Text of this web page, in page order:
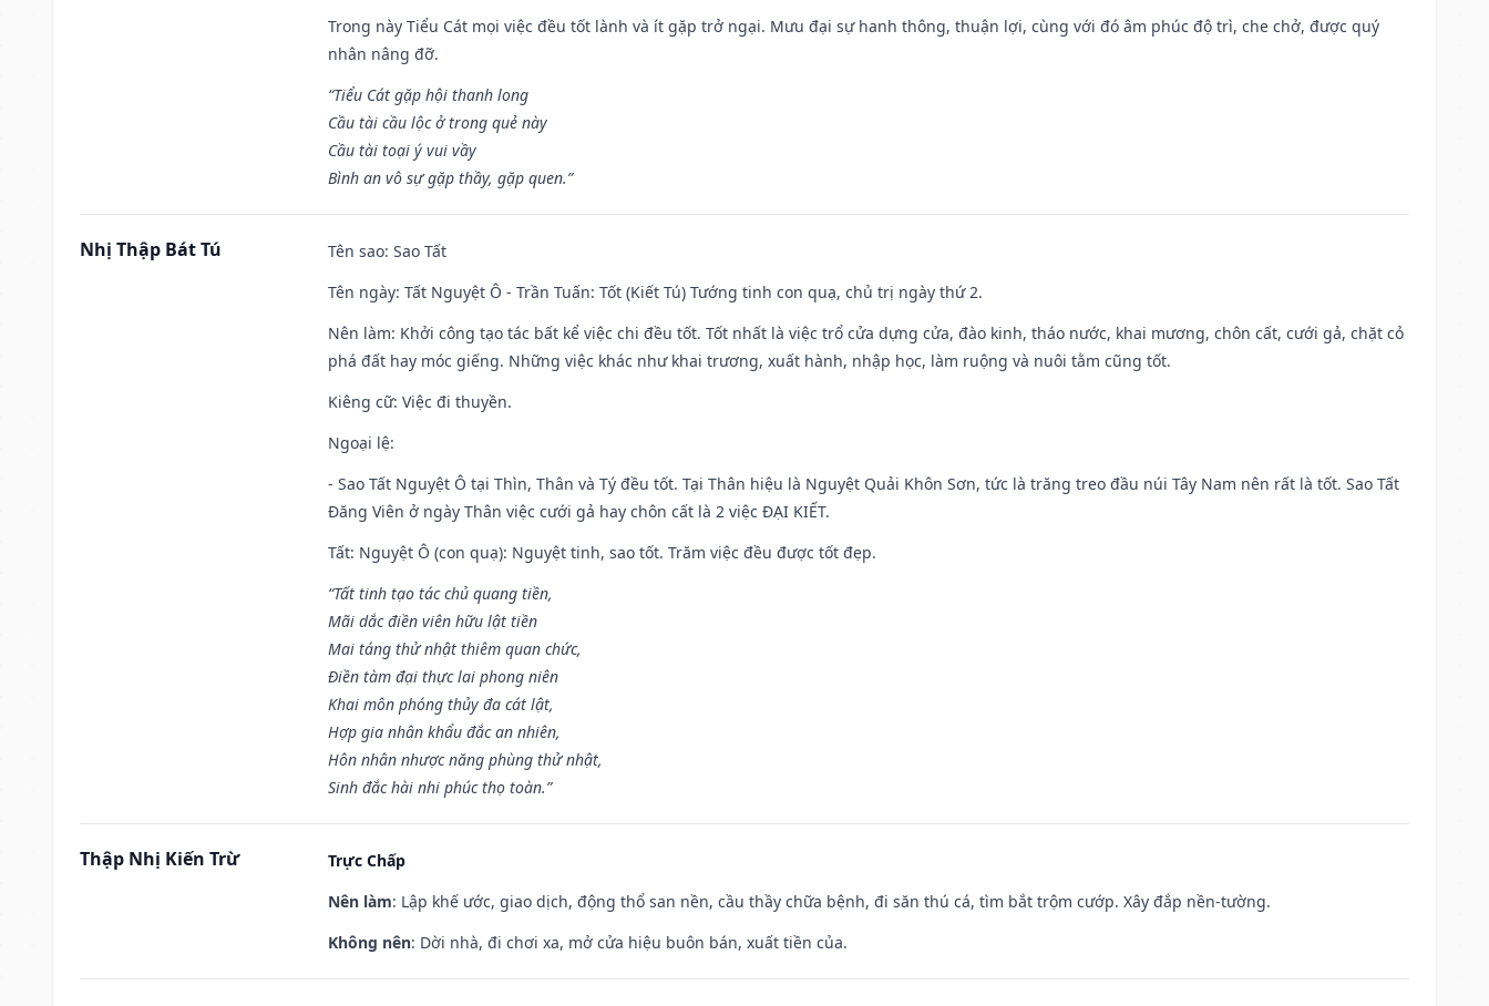
Trong này Tiểu Cát mọi việc đều tốt lành và ít gặp trở ngại. Mưu đại sự hanh thông, thuận lợi, cùng với đó âm phúc độ trì, che chở, được quý
nhân nâng đỡ.
“Tiểu Cát gặp hội thanh long
Cầu tài cầu lộc ở trong quẻ này
Cầu tài toại ý vui vầy
Bình an vô sự gặp thầy, gặp quen.”
Nhị Thập Bát Tú Tên sao: Sao Tất
Tên ngày: Tất Nguyệt Ô - Trần Tuấn: Tốt (Kiết Tú) Tướng tinh con quạ, chủ trị ngày thứ 2.
Nên làm: Khởi công tạo tác bất kể việc chi đều tốt. Tốt nhất là việc trổ cửa dựng cửa, đào kinh, tháo nước, khai mương, chôn cất, cưới gả, chặt cỏ
phá đất hay móc giếng. Những việc khác như khai trương, xuất hành, nhập học, làm ruộng và nuôi tằm cũng tốt.
Kiêng cữ: Việc đi thuyền.
Ngoại lệ:
- Sao Tất Nguyệt Ô tại Thìn, Thân và Tý đều tốt. Tại Thân hiệu là Nguyệt Quải Khôn Sơn, tức là trăng treo đầu núi Tây Nam nên rất là tốt. Sao Tất
Đăng Viên ở ngày Thân việc cưới gả hay chôn cất là 2 việc ĐẠI KIẾT.
Tất: Nguyệt Ô (con quạ): Nguyệt tinh, sao tốt. Trăm việc đều được tốt đẹp.
“Tất tinh tạo tác chủ quang tiền,
Mãi dắc điền viên hữu lật tiền
Mai táng thử nhật thiêm quan chức,
Điền tàm đại thực lai phong niên
Khai môn phóng thủy đa cát lật,
Hợp gia nhân khẩu đắc an nhiên,
Hôn nhân nhược năng phùng thử nhật,
Sinh đắc hài nhi phúc thọ toàn.”
Thập Nhị Kiến Trừ
Trực Chấp
Nên làm: Lập khế ước, giao dịch, động thổ san nền, cầu thầy chữa bệnh, đi săn thú cá, tìm bắt trộm cướp. Xây đắp nền-tường.
Không nên: Dời nhà, đi chơi xa, mở cửa hiệu buôn bán, xuất tiền của.